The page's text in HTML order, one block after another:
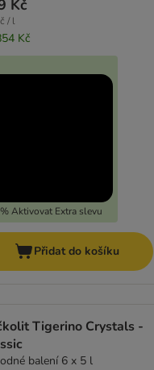
Kč
/ l
Kč
Aktivovat Extra slevu
Přidat do košíku
Tigerino Crystals -
balení 6 x 5 l